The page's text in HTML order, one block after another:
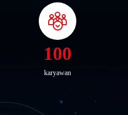
100
karyawan